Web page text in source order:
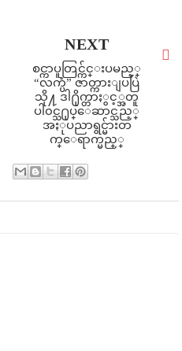
NEXT
စင္ကာပူတြင္က်င္းပမည့္
“လက္ပံ” ဇာတ္ကားျပပြဲ
သို႔ ဒါ႐ိုက္တာႏွင့္အတူ
ပါ၀င္သ႐ုပ္ေဆာင္သည့္
အႏုပညာရွင္မ်ားတ
က္ေရာက္မည္္